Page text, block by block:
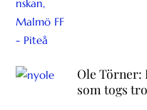
Ole Törner:
som togs